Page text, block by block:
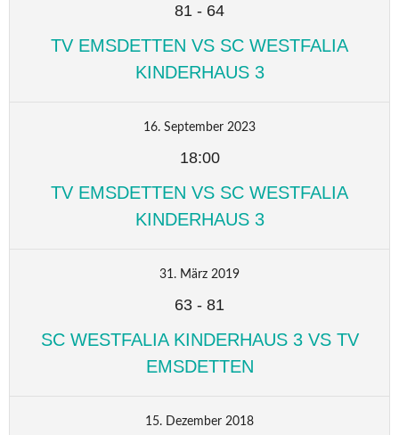
81 - 64
TV EMSDETTEN VS SC WESTFALIA
KINDERHAUS 3
16. September 2023
18:00
TV EMSDETTEN VS SC WESTFALIA
KINDERHAUS 3
31. März 2019
63 - 81
SC WESTFALIA KINDERHAUS 3 VS TV
EMSDETTEN
15. Dezember 2018